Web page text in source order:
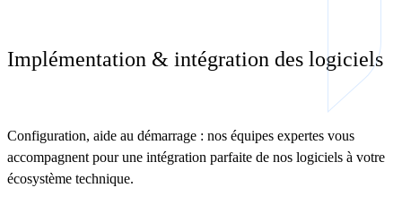
Implémentation & intégration des logiciels
Configuration, aide au démarrage : nos équipes expertes vous
accompagnent pour une intégration parfaite de nos logiciels à votre
écosystème technique.